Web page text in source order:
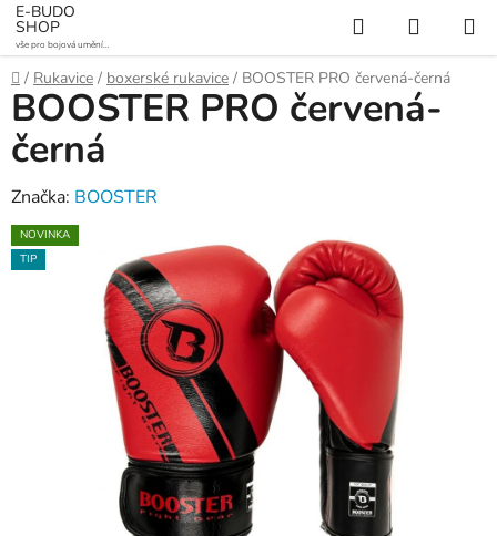
Přejít
na
obsah
E-BUDO
SHOP
vše pro bojová umění a
sporty
Hledat
KOŠÍK
Domů
/ Rukavice / boxerské rukavice / BOOSTER PRO červená-černá
BOOSTER PRO červená-
černá
Značka: BOOSTER
NOVINKA
TIP